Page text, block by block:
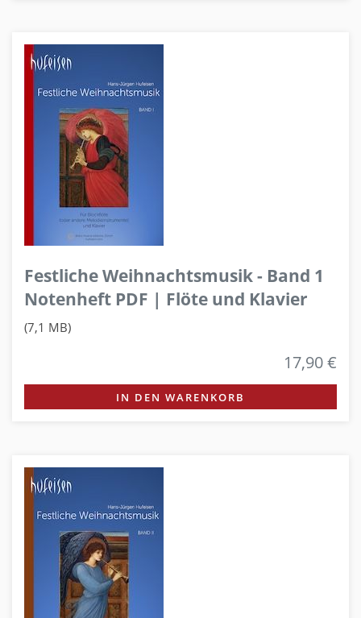
Festliche Weihnachtsmusik - Band 1
Notenheft PDF | Flöte und Klavier
(7,1 MB)
17,90 €
IN DEN WARENKORB